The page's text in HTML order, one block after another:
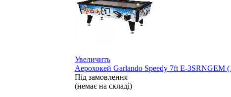
Увеличить
Аерохокей Garlando Speedy 7ft E-3SRNGEM
Під замовлення
(немає на складі)